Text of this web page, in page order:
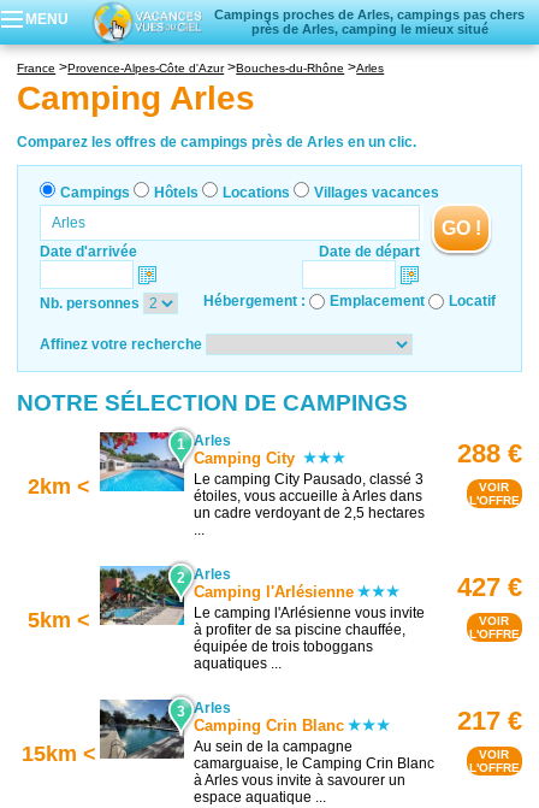
MENU
Campings proches de Arles, campings pas chers
près de Arles, camping le mieux situé
Locations vacances
Villages vacances
France Provence-Alpes-Côte d'Azur Bouches-du-Rhône Arles
Camping Arles
Comparez les offres de campings près de Arles en un clic.
Campings Hôtels Locations Villages vacances
Date d'arrivée Date de départ
GO !
Nb. personnes Hébergement : Emplacement Locatif
Affinez votre recherche
NOTRE SÉLECTION DE CAMPINGS
2km <
1 Arles
Camping City
Le camping City Pausado, classé 3
étoiles, vous accueille à Arles dans
un cadre verdoyant de 2,5 hectares
...
288 €
VOIR
L'OFFRE
5km <
2 Arles
Camping l'Arlésienne
Le camping l'Arlésienne vous invite
à profiter de sa piscine chauffée,
équipée de trois toboggans
aquatiques ...
427 €
VOIR
L'OFFRE
15km <
3 Arles
Camping Crin Blanc
Au sein de la campagne
camarguaise, le Camping Crin Blanc
à Arles vous invite à savourer un
espace aquatique ...
217 €
VOIR
L'OFFRE